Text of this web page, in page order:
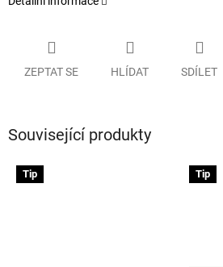
ZEPTAT SE HLÍDAT SDÍLET
Související produkty
Tip Tip